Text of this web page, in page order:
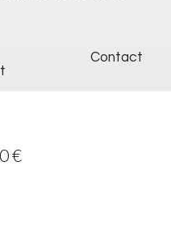
Contact
€